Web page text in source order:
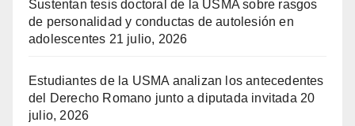
Sustentan tesis doctoral de la USMA sobre rasgos
de personalidad y conductas de autolesión en
adolescentes 21 julio, 2026
Estudiantes de la USMA analizan los antecedentes
del Derecho Romano junto a diputada invitada 20
julio, 2026